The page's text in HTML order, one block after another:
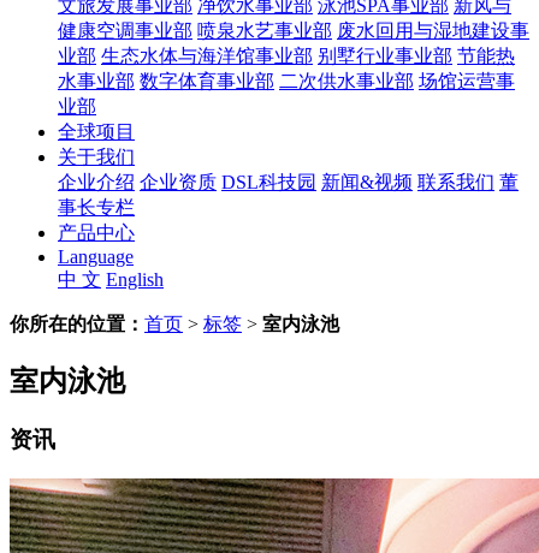
文旅发展事业部 净饮水事业部 泳池SPA事业部 新风与
健康空调事业部 喷泉水艺事业部 废水回用与湿地建设事
业部 生态水体与海洋馆事业部 别墅行业事业部 节能热
水事业部 数字体育事业部 二次供水事业部 场馆运营事
业部
全球项目
关于我们
企业介绍 企业资质 DSL科技园 新闻&视频 联系我们 董
事长专栏
产品中心
Language
中 文 English
你所在的位置： 首页 > 标签 > 室内泳池
室内泳池
资讯